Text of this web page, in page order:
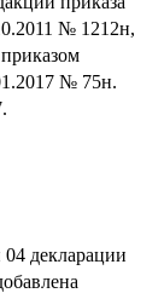
№ 1212н,
№ 75н.
декларации